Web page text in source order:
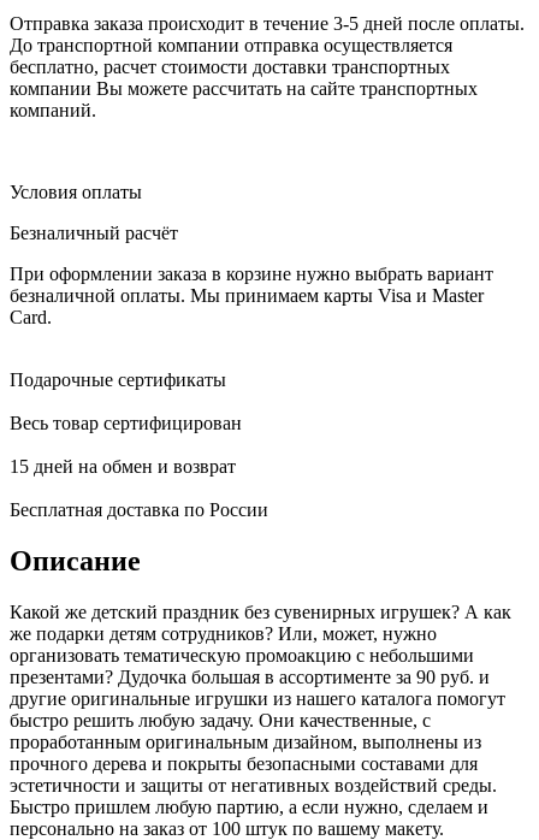
Отправка заказа происходит в течение 3-5 дней после оплаты.
До транспортной компании отправка осуществляется
бесплатно, расчет стоимости доставки транспортных
компании Вы можете рассчитать на сайте транспортных
компаний.
Условия оплаты
Безналичный расчёт
При оформлении заказа в корзине нужно выбрать вариант
безналичной оплаты. Мы принимаем карты Visa и Master
Card.
Подарочные сертификаты
Весь товар сертифицирован
15 дней на обмен и возврат
Бесплатная доставка по России
Описание
Какой же детский праздник без сувенирных игрушек? А как
же подарки детям сотрудников? Или, может, нужно
организовать тематическую промоакцию с небольшими
презентами? Дудочка большая в ассортименте за 90 руб. и
другие оригинальные игрушки из нашего каталога помогут
быстро решить любую задачу. Они качественные, с
проработанным оригинальным дизайном, выполнены из
прочного дерева и покрыты безопасными составами для
эстетичности и защиты от негативных воздействий среды.
Быстро пришлем любую партию, а если нужно, сделаем и
персонально на заказ от 100 штук по вашему макету.